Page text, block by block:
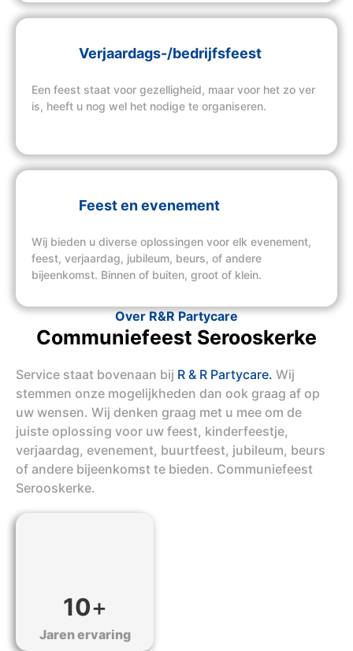
Verjaardags-/bedrijfsfeest
Een feest staat voor gezelligheid, maar voor het zo ver
is, heeft u nog wel het nodige te organiseren.
Feest en evenement
Wij bieden u diverse oplossingen voor elk evenement,
feest, verjaardag, jubileum, beurs, of andere
bijeenkomst. Binnen of buiten, groot of klein.
Over R&R Partycare
Communiefeest Serooskerke
Service staat bovenaan bij R & R Partycare. Wij
stemmen onze mogelijkheden dan ook graag af op
uw wensen. Wij denken graag met u mee om de
juiste oplossing voor uw feest, kinderfeestje,
verjaardag, evenement, buurtfeest, jubileum, beurs
of andere bijeenkomst te bieden. Communiefeest
Serooskerke.
10+
Jaren ervaring